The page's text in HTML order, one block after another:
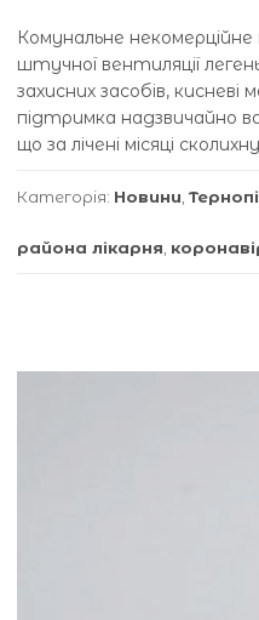
Комунальне
штучної вентиляції
захисних засобів,
підтримка надзвичайно
що за лічені місяці
Категорія: Новини
района лікарня